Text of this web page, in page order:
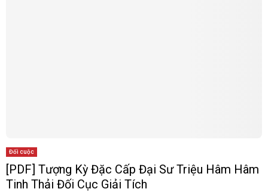
Đối cuộc
[PDF] Tượng Kỳ Đặc Cấp Đại Sư Triệu Hâm Hâm
Tinh Thải Đối Cục Giải Tích